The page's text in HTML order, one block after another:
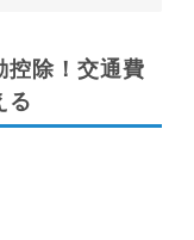
控除！交通費
る